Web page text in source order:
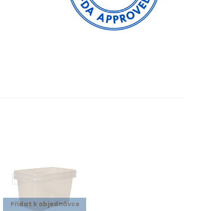
Přidat k objednávce